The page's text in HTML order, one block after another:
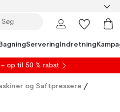
ServeringIndretning
– op til 50 % rabat
og Saftpressere /